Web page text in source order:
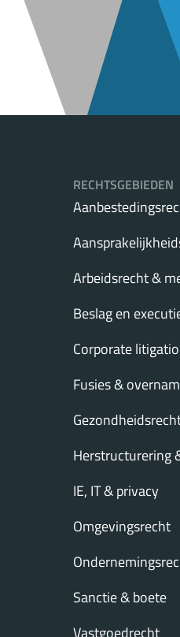
RECHTSGEBIEDEN
Arbeidsrecht &
Beslag en
Corporate
Fusies &
Herstructurering
IE, IT & privacy
Omgevingsrecht
Sanctie & boete
Vastgoedrecht